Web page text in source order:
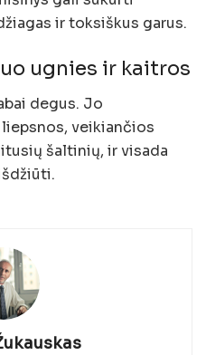
ir toksiškus garus.
ugnies ir kaitros
degus. Jo
veikiančios
šaltinių, ir visada